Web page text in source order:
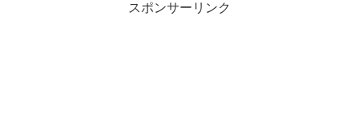
スポンサーリンク